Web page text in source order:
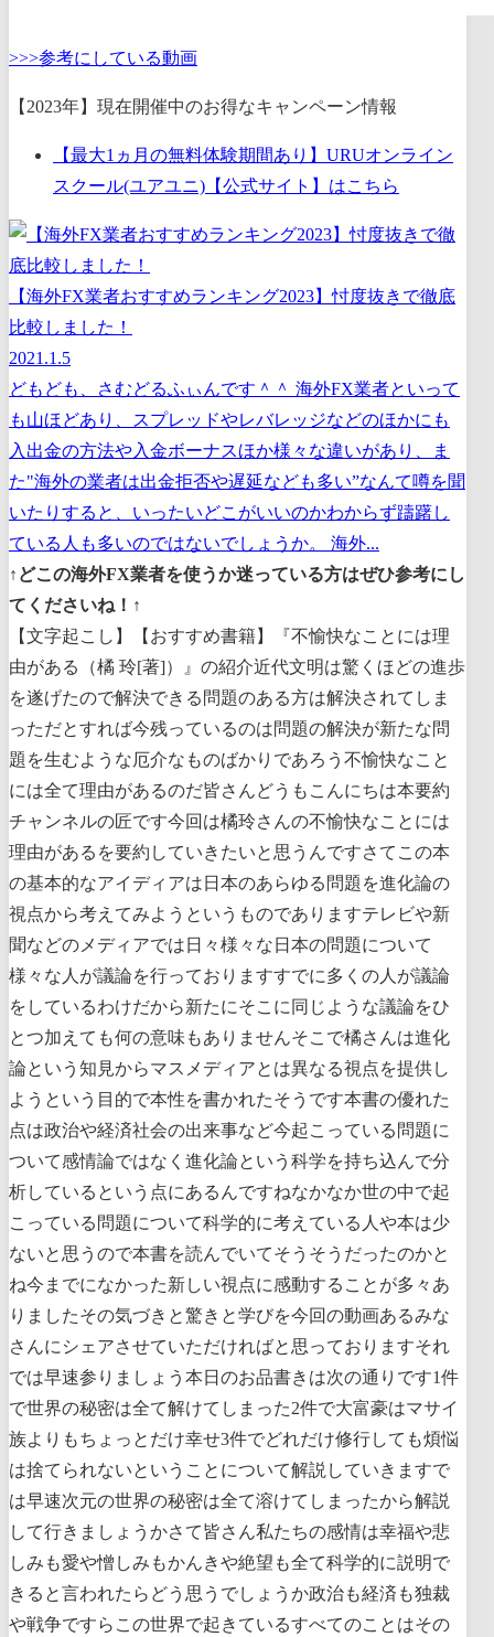
>>>参考にしている動画
【2023年】現在開催中のお得なキャンペーン情報
【最大1ヵ月の無料体験期間あり】URUオンライン
スクール(ユアユニ)【公式サイト】はこちら
【海外FX業者おすすめランキング2023】忖度抜きで徹底
比較しました！
2021.1.5
どもども、さむどるふぃんです＾＾ 海外FX業者といって
も山ほどあり、スプレッドやレバレッジなどのほかにも
入出金の方法や入金ボーナスほか様々な違いがあり、ま
た"海外の業者は出金拒否や遅延なども多い”なんて噂を聞
いたりすると、いったいどこがいいのかわからず躊躇し
ている人も多いのではないでしょうか。 海外...
↑どこの海外FX業者を使うか迷っている方はぜひ参考にし
てくださいね！↑
【文字起こし】【おすすめ書籍】『不愉快なことには理
由がある（橘 玲[著]）』の紹介近代文明は驚くほどの進歩
を遂げたので解決できる問題のある方は解決されてしま
っただとすれば今残っているのは問題の解決が新たな問
題を生むような厄介なものばかりであろう不愉快なこと
には全て理由があるのだ皆さんどうもこんにちは本要約
チャンネルの匠です今回は橘玲さんの不愉快なことには
理由があるを要約していきたいと思うんですさてこの本
の基本的なアイディアは日本のあらゆる問題を進化論の
視点から考えてみようというものでありますテレビや新
聞などのメディアでは日々様々な日本の問題について
様々な人が議論を行っておりますすでに多くの人が議論
をしているわけだから新たにそこに同じような議論をひ
とつ加えても何の意味もありませんそこで橘さんは進化
論という知見からマスメディアとは異なる視点を提供し
ようという目的で本性を書かれたそうです本書の優れた
点は政治や経済社会の出来事など今起こっている問題に
ついて感情論ではなく進化論という科学を持ち込んで分
析しているという点にあるんですねなかなか世の中で起
こっている問題について科学的に考えている人や本は少
ないと思うので本書を読んでいてそうそうだったのかと
ね今までになかった新しい視点に感動することが多々あ
りましたその気づきと驚きと学びを今回の動画あるみな
さんにシェアさせていただければと思っておりますそれ
では早速参りましょう本日のお品書きは次の通りです1件
で世界の秘密は全て解けてしまった2件で大富豪はマサイ
族よりもちょっとだけ幸せ3件でどれだけ修行しても煩悩
は捨てられないということについて解説していきますで
は早速次元の世界の秘密は全て溶けてしまったから解説
して行きましょうかさて皆さん私たちの感情は幸福や悲
しみも愛や憎しみもかんきや絶望も全て科学的に説明で
きると言われたらどう思うでしょうか政治も経済も独裁
や戦争ですらこの世界で起きているすべてのことはその